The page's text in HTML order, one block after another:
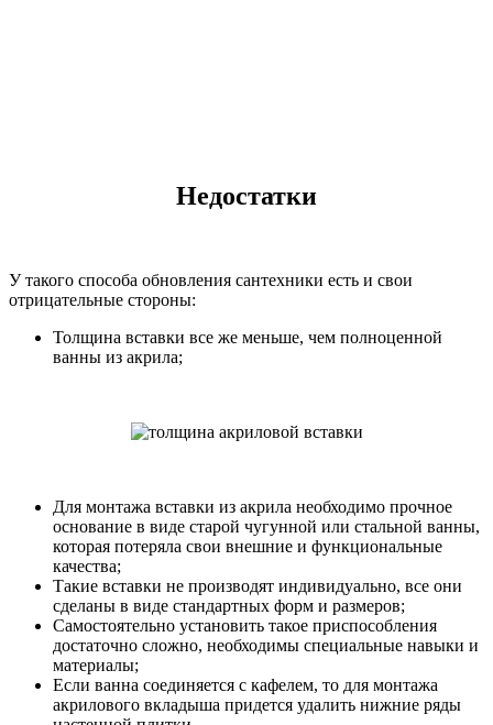
Недостатки
У такого способа обновления сантехники есть и свои
отрицательные стороны:
Толщина вставки все же меньше, чем полноценной
ванны из акрила;
Для монтажа вставки из акрила необходимо прочное
основание в виде старой чугунной или стальной ванны,
которая потеряла свои внешние и функциональные
качества;
Такие вставки не производят индивидуально, все они
сделаны в виде стандартных форм и размеров;
Самостоятельно установить такое приспособления
достаточно сложно, необходимы специальные навыки и
материалы;
Если ванна соединяется с кафелем, то для монтажа
акрилового вкладыша придется удалить нижние ряды